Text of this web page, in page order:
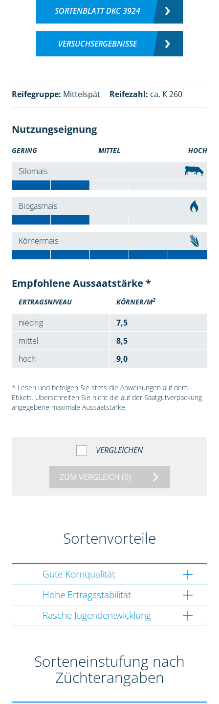
SORTENBLATT DKC 3924
VERSUCHSERGEBNISSE
Reifegruppe: Mittelspät Reifezahl: ca. K 260
Nutzungseignung
GERING MITTEL HOCH
Silomais
Biogasmais
Körnermais
Empfohlene Aussaatstärke *
ERTRAGSNIVEAU KÖRNER/M2
niedrig
7,5
mittel
8,5
hoch
9,0
* Lesen und befolgen Sie stets die Anweisungen auf dem
Etikett. Überschreiten Sie nicht die auf der Saatgutverpackung
angegebene maximale Aussaatstärke.
VERGLEICHEN
ZUM VERGLEICH (0)
Sortenvorteile
Gute Kornqualität
Hohe Ertragsstabilität
Rasche Jugendentwicklung
Sorteneinstufung nach
Züchterangaben